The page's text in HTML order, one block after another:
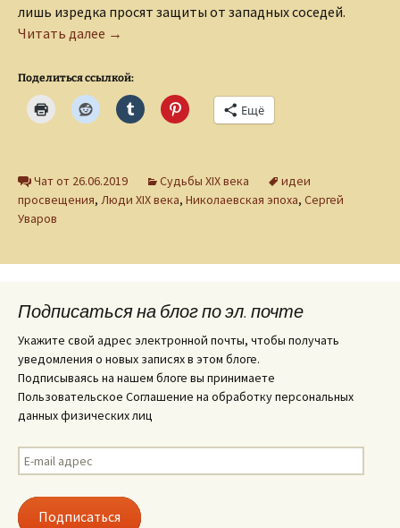
лишь изредка просят защиты от западных соседей.
Читать далее Граф Сергей Уваров
→
Поделиться ссылкой:
Ещё
Чат от 26.06.2019 Судьбы XIX века
идеи
просвещения, Люди XIX века, Николаевская эпоха, Сергей
Уваров
Подписаться на блог по эл. почте
Укажите свой адрес электронной почты, чтобы получать
уведомления о новых записях в этом блоге.
Подписываясь на нашем блоге вы принимаете
Пользовательское Соглашение на обработку персональных
данных физических лиц
E-
mail
Подписаться